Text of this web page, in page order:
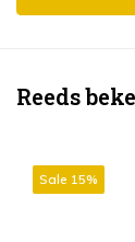
Reeds
Sale 15%